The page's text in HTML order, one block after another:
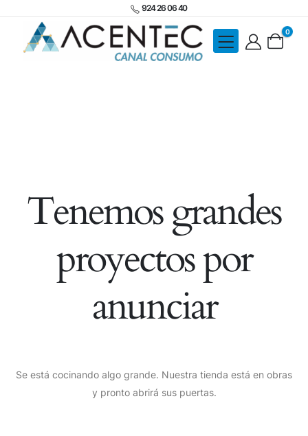
924 26 06 40
0
Tenemos grandes
proyectos por
anunciar
Se está cocinando algo grande. Nuestra tienda está en obras
y pronto abrirá sus puertas.